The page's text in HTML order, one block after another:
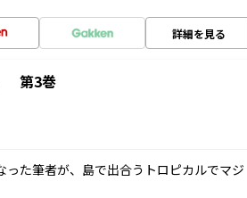
詳細を見る
第3巻
た筆者が、島で出合うトロピカルでマジ